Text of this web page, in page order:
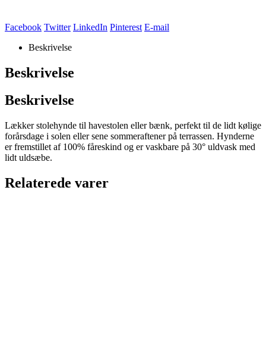
Facebook Twitter LinkedIn Pinterest E-mail
Beskrivelse
Beskrivelse
Beskrivelse
Lækker stolehynde til havestolen eller bænk, perfekt til de lidt kølige
forårsdage i solen eller sene sommeraftener på terrassen. Hynderne
er fremstillet af 100% fåreskind og er vaskbare på 30° uldvask med
lidt uldsæbe.
Relaterede varer